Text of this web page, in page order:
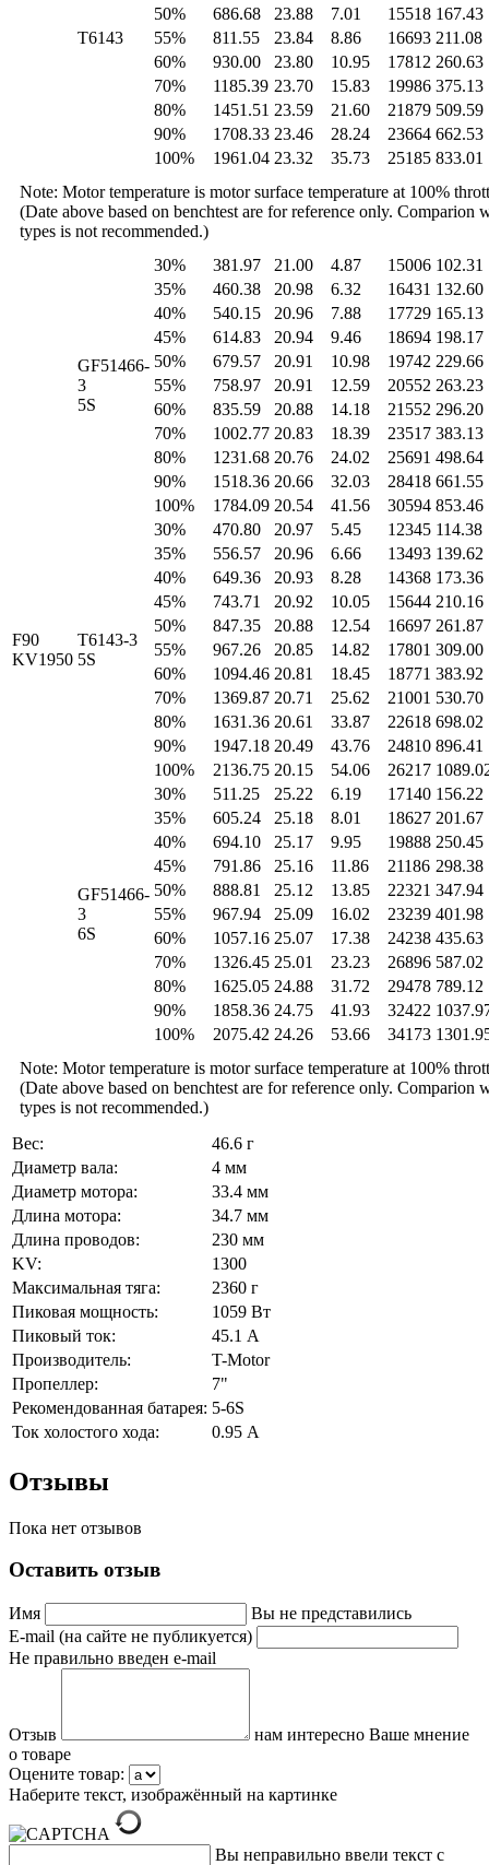
T6143
50% 686.68 23.88 7.01 15518 167.43
55%
811.55 23.84 8.86 16693 211.08
60%
930.00 23.80 10.95 17812 260.63
70%
1185.39 23.70 15.83 19986 375.13
80%
1451.51 23.59 21.60 21879 509.59
90%
1708.33 23.46 28.24 23664 662.53
100%
1961.04 23.32 35.73 25185 833.01
Note: Motor temperature is motor surface temperature at 100%
(Date above based on benchtest are for reference only. Comparion
types is not recommended.)
F90
KV1950
GF51466-
3
5S
30% 381.97 21.00 4.87 15006 102.31
35%
460.38 20.98 6.32 16431 132.60
40%
540.15 20.96 7.88 17729 165.13
45%
614.83 20.94 9.46 18694 198.17
50%
679.57 20.91 10.98 19742 229.66
55%
758.97 20.91 12.59 20552 263.23
60%
835.59 20.88 14.18 21552 296.20
70%
1002.77 20.83 18.39 23517 383.13
80%
1231.68 20.76 24.02 25691 498.64
90%
1518.36 20.66 32.03 28418 661.55
100%
1784.09 20.54 41.56 30594 853.46
T6143-3
5S
30% 470.80 20.97 5.45 12345 114.38
35%
556.57 20.96 6.66 13493 139.62
40%
649.36 20.93 8.28 14368 173.36
45%
743.71 20.92 10.05 15644 210.16
50%
847.35 20.88 12.54 16697 261.87
55%
967.26 20.85 14.82 17801 309.00
60%
1094.46 20.81 18.45 18771 383.92
70%
1369.87 20.71 25.62 21001 530.70
80%
1631.36 20.61 33.87 22618 698.02
90%
1947.18 20.49 43.76 24810 896.41
100%
2136.75 20.15 54.06 26217
GF51466-
3
6S
30% 511.25 25.22 6.19 17140 156.22
35%
605.24 25.18 8.01 18627 201.67
40%
694.10 25.17 9.95 19888 250.45
45%
791.86 25.16 11.86 21186 298.38
50%
888.81 25.12 13.85 22321 347.94
55%
967.94 25.09 16.02 23239 401.98
60%
1057.16 25.07 17.38 24238 435.63
70%
1326.45 25.01 23.23 26896 587.02
80%
1625.05 24.88 31.72 29478 789.12
90%
1858.36 24.75 41.93 32422
100%
2075.42 24.26 53.66 34173
Note: Motor temperature is motor surface temperature at 100%
(Date above based on benchtest are for reference only. Comparion
types is not recommended.)
Вес:
46.6 г
Диаметр вала:
4 мм
Диаметр мотора:
33.4 мм
Длина мотора:
34.7 мм
Длина проводов:
230 мм
KV:
1300
Максимальная тяга:
2360 г
Пиковая мощность:
1059 Вт
Пиковый ток:
45.1 А
Производитель:
T-Motor
Пропеллер:
7"
Рекомендованная батарея: 5-6S
Ток холостого хода:
0.95 А
Отзывы
Пока нет отзывов
Оставить отзыв
Имя
Вы не представились
E-mail (на сайте не публикуется)
Не правильно введен e-mail
Отзыв
нам интересно Ваше мнение
о товаре
Оцените товар:
Наберите текст, изображённый на картинке
Вы неправильно ввели текст с